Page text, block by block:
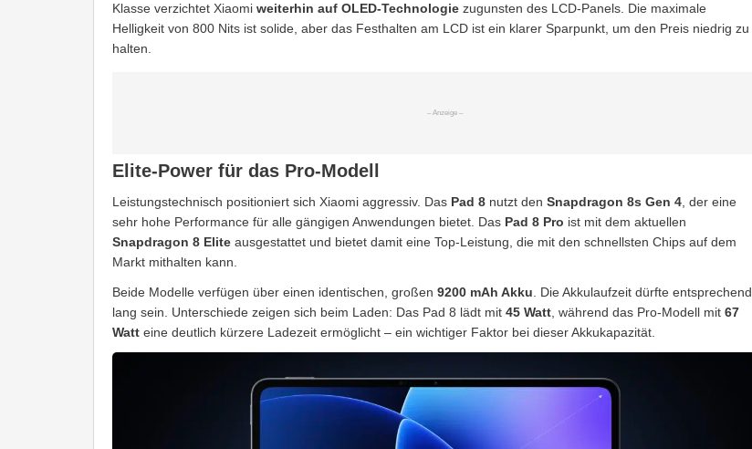
Klasse verzichtet Xiaomi weiterhin auf OLED-Technologie zugunsten des LCD-Panels. Die maximale
Helligkeit von 800 Nits ist solide, aber das Festhalten am LCD ist ein klarer Sparpunkt, um den Preis niedrig zu
halten.
Elite-Power für das Pro-Modell
Leistungstechnisch positioniert sich Xiaomi aggressiv. Das Pad 8 nutzt den Snapdragon 8s Gen 4 , der eine
sehr hohe Performance für alle gängigen Anwendungen bietet. Das Pad 8 Pro ist mit dem aktuellen
Snapdragon 8 Elite ausgestattet und bietet damit eine Top-Leistung, die mit den schnellsten Chips auf dem
Markt mithalten kann.
Beide Modelle verfügen über einen identischen, großen 9200 mAh Akku . Die Akkulaufzeit dürfte entsprechend
lang sein. Unterschiede zeigen sich beim Laden: Das Pad 8 lädt mit 45 Watt , während das Pro-Modell mit 67
Watt eine deutlich kürzere Ladezeit ermöglicht – ein wichtiger Faktor bei dieser Akkukapazität.